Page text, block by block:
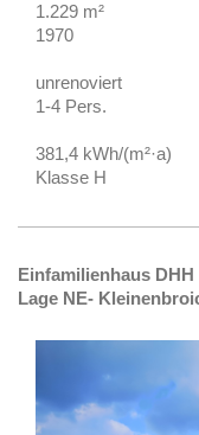
1.229 m²
1970
unrenoviert
1-4 Pers.
381,4 kWh/(m²·a)
Klasse H
Einfamilienhaus
Lage NE-